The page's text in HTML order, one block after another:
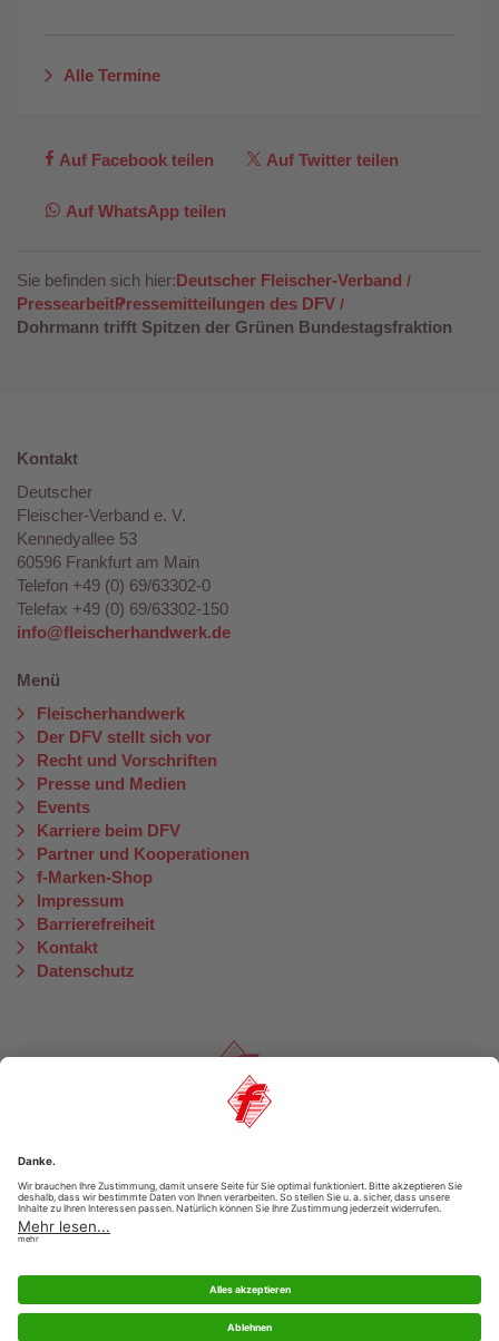
Alle Termine
Auf Facebook teilen Auf Twitter teilen
Auf WhatsApp teilen
Sie befinden sich hier:Deutscher Fleischer-Verband
PressearbeitPressemitteilungen des DFV
Dohrmann trifft Spitzen der Grünen Bundestagsfraktion
Kontakt
Deutscher
Fleischer-Verband e. V.
Kennedyallee 53
60596 Frankfurt am Main
Telefon +49 (0) 69/63302-0
Telefax +49 (0) 69/63302-150
info@fleischerhandwerk.de
Menü
Fleischerhandwerk
Der DFV stellt sich vor
Recht und Vorschriften
Presse und Medien
Events
Karriere beim DFV
Partner und Kooperationen
f-Marken-Shop
Impressum
Barrierefreiheit
Kontakt
Datenschutz